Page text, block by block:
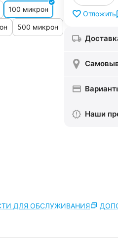
100 микрон
500 микрон
Отложить
Наши
ДЛЯ ОБСЛУЖИВАНИЯ